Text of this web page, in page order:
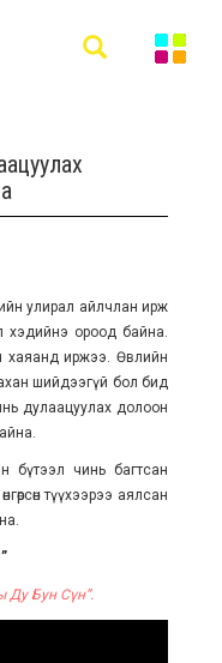
улирал айлчлан ирж
хэдийнэ ороод байна.
хаяанд иржээ. Өвлийн
шийдээгүй бол бид
дулаацуулах долоон
бүтээл чинь багтсан
түүхээрээ аялсан
Ду Бун Сүн”.